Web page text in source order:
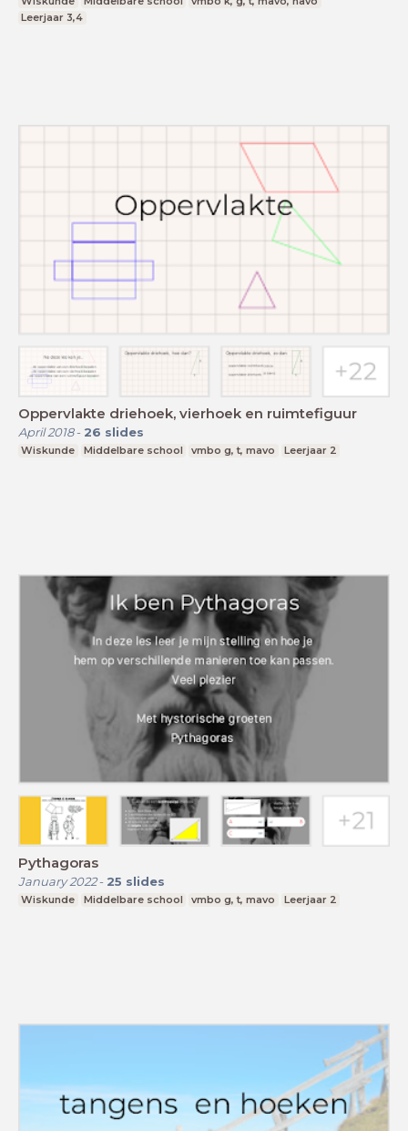
Leerjaar 3,4
Oppervlakte driehoek, vierhoek en ruimtefiguur
April 2018- 26 slides
Wiskunde Middelbare school vmbo g, t, mavo Leerjaar 2
Pythagoras
January 2022- 25 slides
Wiskunde Middelbare school vmbo g, t, mavo Leerjaar 2